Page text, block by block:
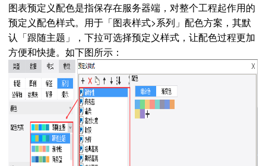
图表预定义配色是指保存在服务器端，对整个工程起作用的
预定义配色样式。用于「图表样式>系列」配色方案，其默
认「跟随主题」，下拉可选择预定义样式，让配色过程更加
方便和快捷。如下图所示：